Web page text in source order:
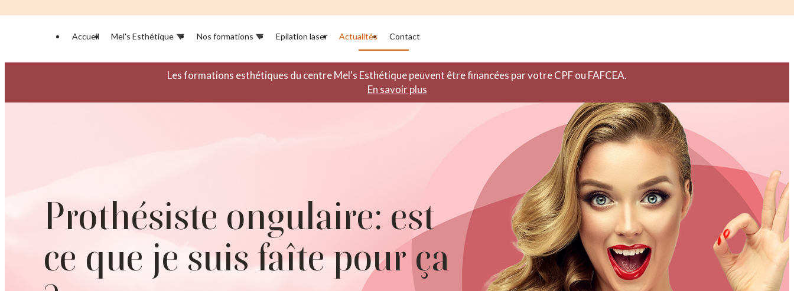
Accueil Mel's Esthétique Nos formations Epilation laser Actualités Contact
Les formations esthétiques du centre Mel's Esthétique peuvent être financées par votre CPF ou FAFCEA.
En savoir plus
Prothésiste ongulaire: est
ce que je suis faîte pour ça